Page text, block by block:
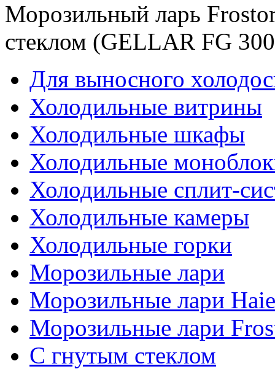
Морозильный ларь
стеклом (GELLAR FG
Для выносного
Холодильные витрины
Холодильные шкафы
Холодильные
Холодильные сплит-
Холодильные камеры
Холодильные горки
Морозильные лари
Морозильные лари
Морозильные лари
С гнутым стеклом